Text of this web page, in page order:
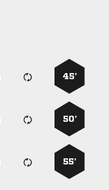
45’
50’
55’